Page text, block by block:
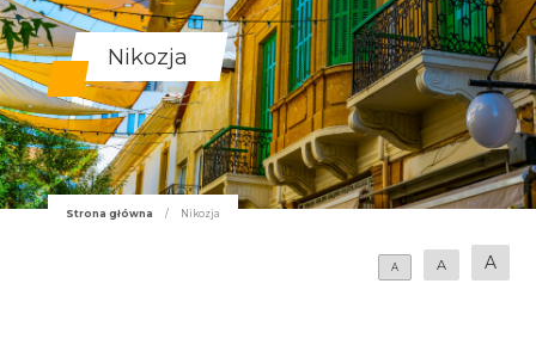
Nikozja
Strona główna / Nikozja
A A A